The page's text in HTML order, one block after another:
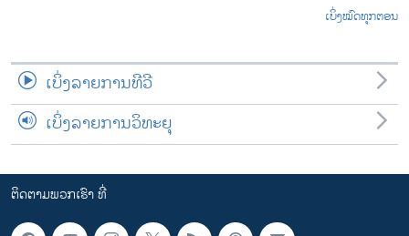
ເບິ່ງໝົດທຸກຕອນ
ເບິ່ງລາຍການທີວີ
ເບິ່ງລາຍການວິທະຍຸ
ຕິດຕາມພວກເຮົາ ທີ່